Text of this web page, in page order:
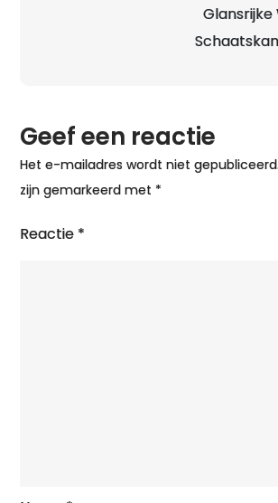
Geef een reactie
Het e-mailadres wordt niet gepubliceerd.
zijn gemarkeerd met *
Reactie *